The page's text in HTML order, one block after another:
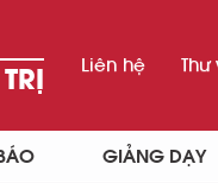
Liên hệ
GIẢNG DẠY